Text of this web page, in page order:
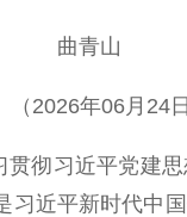
曲青山
（2026年06月24
习近平党建
近平新时代中